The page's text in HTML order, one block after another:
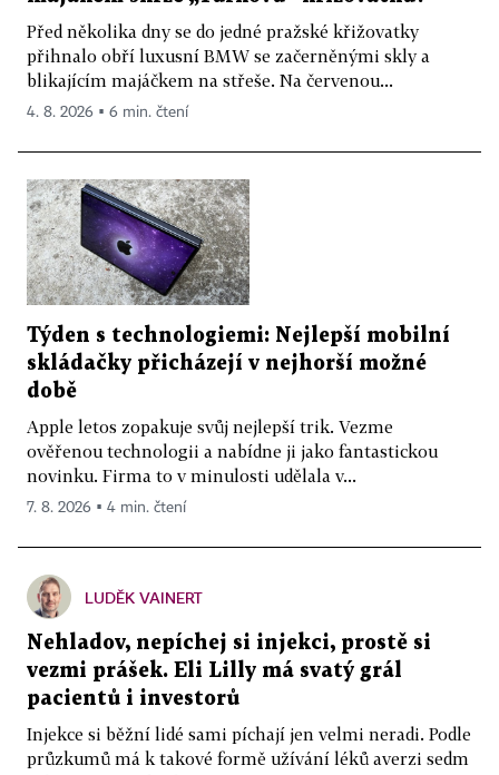
Před několika dny se do jedné pražské křižovatky
přihnalo obří luxusní BMW se začerněnými skly a
blikajícím majáčkem na střeše. Na červenou...
4. 8. 2026 ▪ 6 min. čtení
Týden s technologiemi: Nejlepší mobilní
skládačky přicházejí v nejhorší možné
době
Apple letos zopakuje svůj nejlepší trik. Vezme
ověřenou technologii a nabídne ji jako fantastickou
novinku. Firma to v minulosti udělala v...
7. 8. 2026 ▪ 4 min. čtení
LUDĚK VAINERT
Nehladov, nepíchej si injekci, prostě si
vezmi prášek. Eli Lilly má svatý grál
pacientů i investorů
Injekce si běžní lidé sami píchají jen velmi neradi. Podle
průzkumů má k takové formě užívání léků averzi sedm